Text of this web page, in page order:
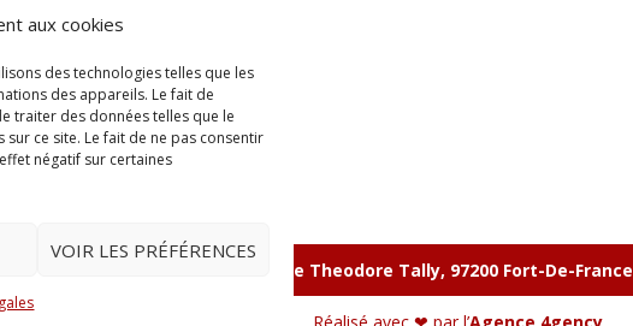
aux cookies
des technologies telles que les
des appareils. Le fait de
traiter des données telles que le
ce site. Le fait de ne pas consentir
négatif sur certaines
VOIR LES PRÉFÉRENCES
Zone Franche Cité Dillon 365 B rue Theodore Tally, 97200 Fort-De-France
Réalisé avec ❤ par l’Agence 4gency